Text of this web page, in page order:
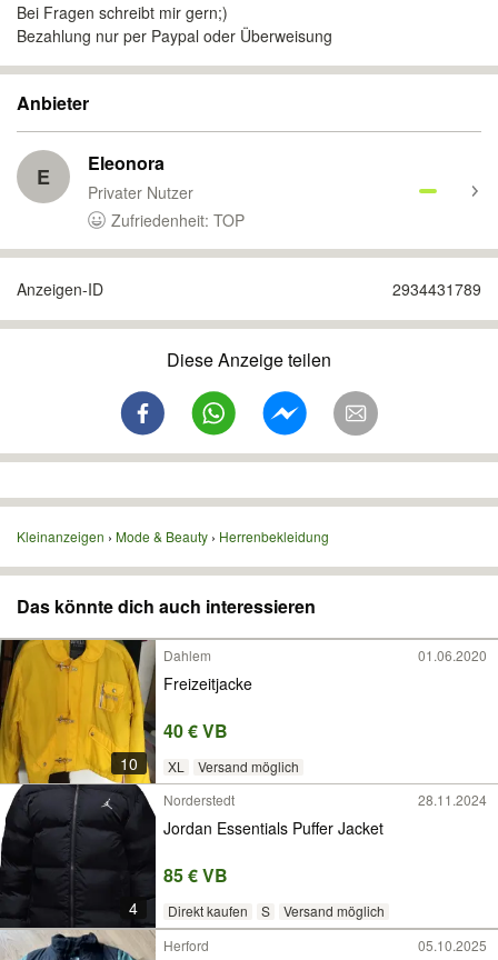
Bei Fragen schreibt mir gern;)
Bezahlung nur per Paypal oder Überweisung
Anbieter
E Eleonora
Privater Nutzer
Zufriedenheit: TOP
Anzeigen-ID 2934431789
Diese Anzeige teilen
Kleinanzeigen Mode & Beauty Herrenbekleidung
Das könnte dich auch interessieren
10
Dahlem 01.06.2020
Freizeitjacke
40 € VB
XL Versand möglich
4
Norderstedt 28.11.2024
Jordan Essentials Puffer Jacket
85 € VB
Direkt kaufen S Versand möglich
Herford 05.10.2025